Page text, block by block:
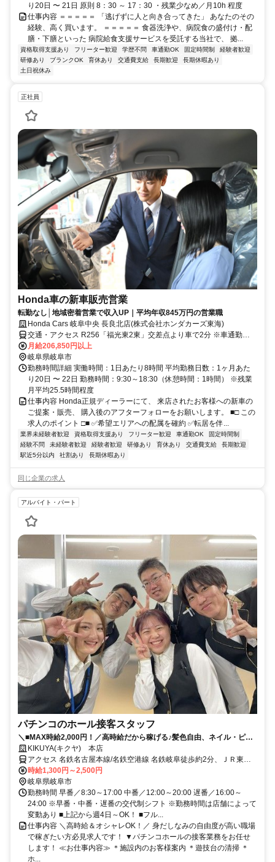
り20日 〜 21日 原則 8：30 ～ 17：30 ・残業少なめ／月10h 程度
仕事内容 ＝＝＝＝＝ 「逃げずに人と向き合ってきた」 あなたのその
経験、高く買います。 ＝＝＝＝＝ 食器洗浄や、病院食の盛付け・配
膳・下膳といった 病院給食支援サービスを受託する当社で、 拠...
資格取得支援あり フリーター歓迎 学歴不問 車通勤OK 固定時間制
経験者歓迎
研修あり
ブランクOK 育休あり 交通費支給 長期歓迎
長期休暇あり
土日祝休み
正社員
Honda車の新車販売営業
転勤なし│地域密着営業で収入UP｜平均年収845万円の営業職
Honda Cars 岐阜中央 長良北店(株式会社ホンダカーズ東海)
交通・アクセス R256「福光東2東」交差点より車で2分 ※車通勤
OK（駐車場完備）
月給206,850円以上
岐阜県岐阜市
勤務時間詳細 実働時間：1日あたり8時間 平均勤務日数：1ヶ月あた
り20日 〜 22日 勤務時間：9:30～18:30（休憩時間：1時間） ※残業
月平均25.5時間程度
仕事内容 Honda正規ディーラーにて、 来店されたお客様への新車の
ご提案・販売、 購入後のアフターフォローをお願いします。 ■□ この
求人のポイント □■ ✅希望エリアへの配属を確約 ✅転居を伴...
業界未経験者歓迎 資格取得支援あり フリーター歓迎 車通勤OK
固定時間制
経験不問
未経験者歓迎 経験者歓迎 研修あり 育休あり 交通費支給
長期歓迎
駅近5分以内
社割あり 長期休暇あり
同じ企業の求人
アルバイト・パート
パチンコのホール接客スタッフ
＼■MAX時給2,000円！／高時給だから稼げる♪髪色自由、ネイル・ピア
スOK★
KIKUYA(キクヤ) 本店
アクセス 名鉄名古屋本線/名鉄空港線 名鉄岐阜徒歩約2分、ＪＲ東海
道本線 岐阜長良口徒歩約5分、名鉄名古屋本線 加納（岐阜県）徒歩約
14分 名鉄新岐阜駅から徒歩1分
時給1,300円～2,500円
岐阜県岐阜市
勤務時間 早番／8:30～17:00 中番／12:00～20:00 遅番／16:00～
24:00 ※早番・中番・遅番の交代制シフト ※勤務時間は店舗によって
変動あり ■上記から週4日～OK！ ■フル...
仕事内容 ＼高時給＆オシャレOK！／ 身だしなみの自由度が高い職場
で稼ぎたい方必見求人です！ ▼パチンコホールの接客業務をお任せ
します！ ≪お仕事内容≫ ＊施設内のお客様案内 ＊遊技台の清掃 ＊
ホ...